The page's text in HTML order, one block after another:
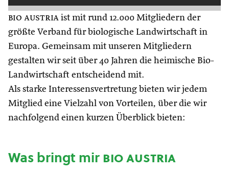
bio austria ist mit rund 12.000 Mitgliedern der
größte Verband für biologische Landwirtschaft in
Europa. Gemeinsam mit unseren Mitgliedern
gestalten wir seit über 40 Jahren die heimische Bio-
Landwirtschaft entscheidend mit.
Als starke Interessensvertretung bieten wir jedem
Mitglied eine Vielzahl von Vorteilen, über die wir
nachfolgend einen kurzen Überblick bieten:
Was bringt mirbio austria